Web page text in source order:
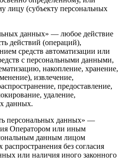
лицу (субъекту персональных
данных» — любое действие
действий (операций),
средств автоматизации или
с персональными данными,
накопление, хранение,
извлечение,
предоставление,
удаление,
данных.
персональных данных» —
Оператором или иным
данным лицом
без согласия
или наличия иного законного